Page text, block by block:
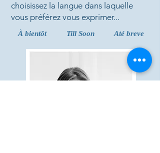
choisissez la langue dans laquelle
vous préférez vous exprimer...
À bientôt Till Soon Até breve